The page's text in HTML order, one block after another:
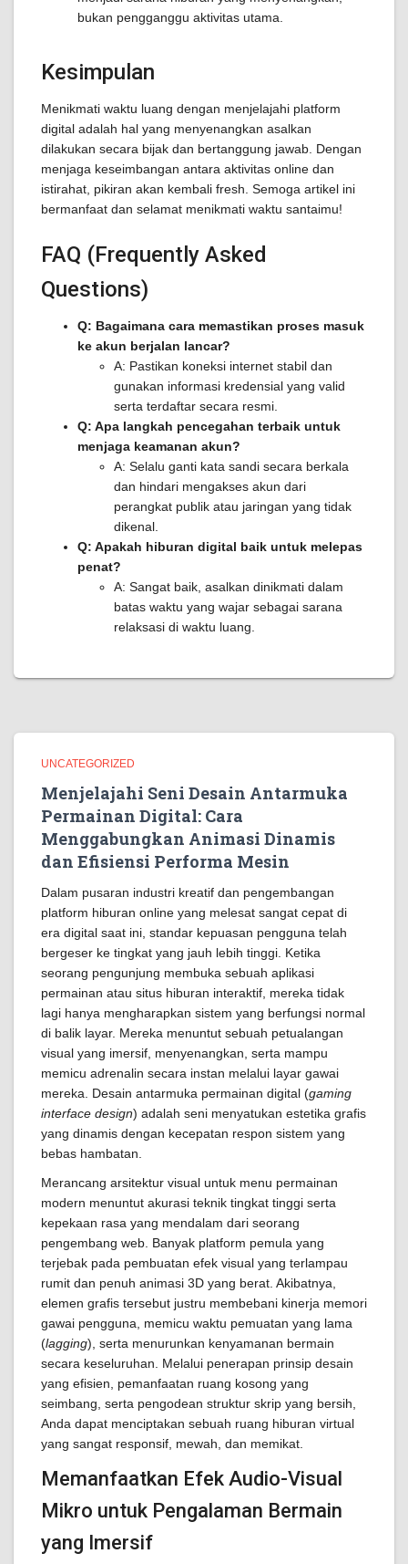
bukan pengganggu aktivitas utama.
Kesimpulan
Menikmati waktu luang dengan menjelajahi platform
digital adalah hal yang menyenangkan asalkan
dilakukan secara bijak dan bertanggung jawab. Dengan
menjaga keseimbangan antara aktivitas online dan
istirahat, pikiran akan kembali fresh. Semoga artikel ini
bermanfaat dan selamat menikmati waktu santaimu!
FAQ (Frequently Asked
Questions)
Q: Bagaimana cara memastikan proses masuk
ke akun berjalan lancar?
A: Pastikan koneksi internet stabil dan
gunakan informasi kredensial yang valid
serta terdaftar secara resmi.
Q: Apa langkah pencegahan terbaik untuk
menjaga keamanan akun?
A: Selalu ganti kata sandi secara berkala
dan hindari mengakses akun dari
perangkat publik atau jaringan yang tidak
dikenal.
Q: Apakah hiburan digital baik untuk melepas
penat?
A: Sangat baik, asalkan dinikmati dalam
batas waktu yang wajar sebagai sarana
relaksasi di waktu luang.
UNCATEGORIZED
Menjelajahi Seni Desain Antarmuka
Permainan Digital: Cara
Menggabungkan Animasi Dinamis
dan Efisiensi Performa Mesin
Dalam pusaran industri kreatif dan pengembangan
platform hiburan online yang melesat sangat cepat di
era digital saat ini, standar kepuasan pengguna telah
bergeser ke tingkat yang jauh lebih tinggi. Ketika
seorang pengunjung membuka sebuah aplikasi
permainan atau situs hiburan interaktif, mereka tidak
lagi hanya mengharapkan sistem yang berfungsi normal
di balik layar. Mereka menuntut sebuah petualangan
visual yang imersif, menyenangkan, serta mampu
memicu adrenalin secara instan melalui layar gawai
mereka. Desain antarmuka permainan digital (gaming
interface design) adalah seni menyatukan estetika grafis
yang dinamis dengan kecepatan respon sistem yang
bebas hambatan.
Merancang arsitektur visual untuk menu permainan
modern menuntut akurasi teknik tingkat tinggi serta
kepekaan rasa yang mendalam dari seorang
pengembang web. Banyak platform pemula yang
terjebak pada pembuatan efek visual yang terlampau
rumit dan penuh animasi 3D yang berat. Akibatnya,
elemen grafis tersebut justru membebani kinerja memori
gawai pengguna, memicu waktu pemuatan yang lama
(lagging), serta menurunkan kenyamanan bermain
secara keseluruhan. Melalui penerapan prinsip desain
yang efisien, pemanfaatan ruang kosong yang
seimbang, serta pengodean struktur skrip yang bersih,
Anda dapat menciptakan sebuah ruang hiburan virtual
yang sangat responsif, mewah, dan memikat.
Memanfaatkan Efek Audio-Visual
Mikro untuk Pengalaman Bermain
yang Imersif